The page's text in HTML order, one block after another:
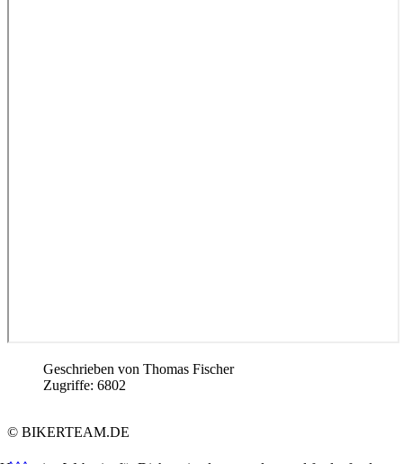
Geschrieben von Thomas Fischer
Zugriffe: 6802
© BIKERTEAM.DE